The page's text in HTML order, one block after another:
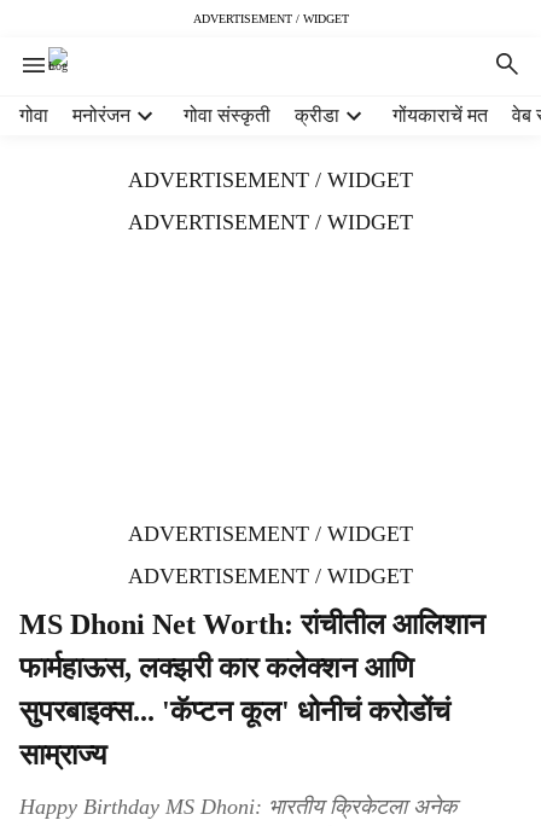
ADVERTISEMENT / WIDGET
गोवा मनोरंजन गोवा संस्कृती क्रीडा गोंयकाराचें मत वेब
ADVERTISEMENT / WIDGET
ADVERTISEMENT / WIDGET
ADVERTISEMENT / WIDGET
ADVERTISEMENT / WIDGET
MS Dhoni Net Worth: रांचीतील आलिशान
फार्महाऊस, लक्झरी कार कलेक्शन आणि
सुपरबाइक्स... 'कॅप्टन कूल' धोनीचं करोडोंचं
साम्राज्य
Happy Birthday MS Dhoni: भारतीय क्रिकेटला अनेक